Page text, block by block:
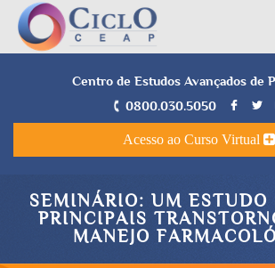
Centro de Estudos Avançados de
0800.030.5050
Acesso ao Curso Virtual
SEMINÁRIO: UM ESTUDO
PRINCIPAIS
MANEJO